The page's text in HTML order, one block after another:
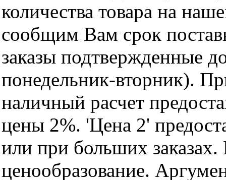
количества товара на
сообщим Вам срок
заказы подтвержденные
понедельник-вторник).
наличный расчет
цены 2%. 'Цена 2'
или при больших
ценообразование.